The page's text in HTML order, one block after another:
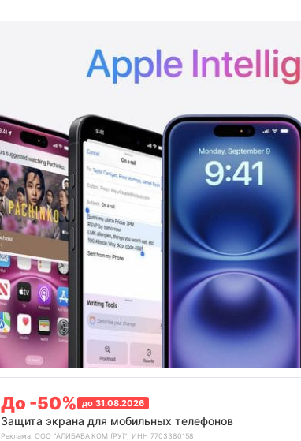
До -50% до 31.08.2026
Защита экрана для мобильных телефонов
Реклама. ООО "АЛИБАБА.КОМ (РУ)", ИНН 7703380158